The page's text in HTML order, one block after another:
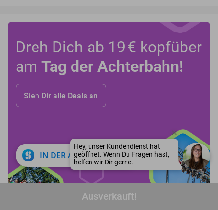
Ausverkauft!
Dreh Dich ab 19 € kopfüber
am Tag der Achterbahn!
Sieh Dir alle Deals an
IN DER APP ÖFFNEN close